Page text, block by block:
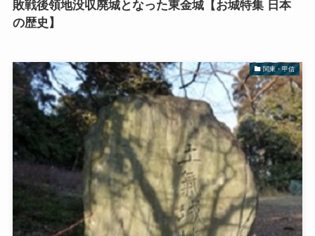
敗戦後領地没収廃城となった東金城【お城特集 日本
の歴史】
関東・甲信